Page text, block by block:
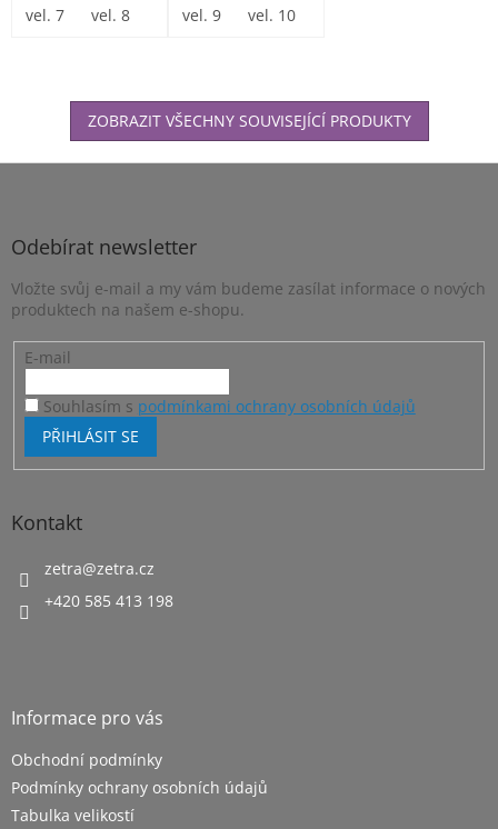
odolností proti...
vel. 7 vel. 8 vel. 9 vel. 10
před...
vel. 9 vel. 10
ZOBRAZIT VŠECHNY SOUVISEJÍCÍ PRODUKTY
Z
Odebírat newsletter
Vložte svůj e-mail a my vám budeme zasílat informace o nových
produktech na našem e-shopu.
E-mail
Souhlasím s podmínkami ochrany osobních údajů
PŘIHLÁSIT SE
Kontakt
zetra@zetra.cz
+420 585 413 198
Informace pro vás
Obchodní podmínky
Podmínky ochrany osobních údajů
Tabulka velikostí